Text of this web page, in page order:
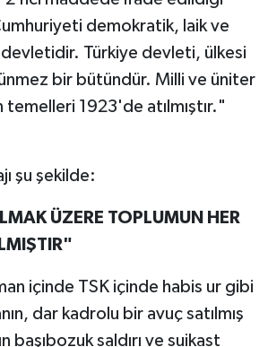
demokratik, laik ve
Türkiye devleti, ülkesi
bir bütündür. Milli ve üniter
temelleri 1923'de atılmıştır."
şu şekilde:
ÜZERE TOPLUMUN HER
içinde TSK içinde habis ur gibi
dar kadrolu bir avuç satılmış
başıbozuk saldırı ve suikast